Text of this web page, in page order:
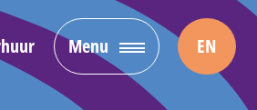
Menu EN